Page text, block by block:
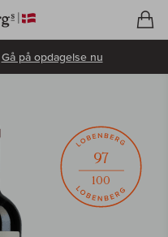
Gå på opdagelse nu
97
100